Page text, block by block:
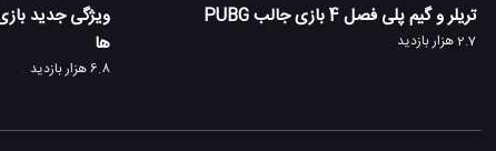
تریلر و گیم پلی فصل 4 بازی جالب PUBG
2.7 هزار بازدید
ها
6.8 هزار بازدید